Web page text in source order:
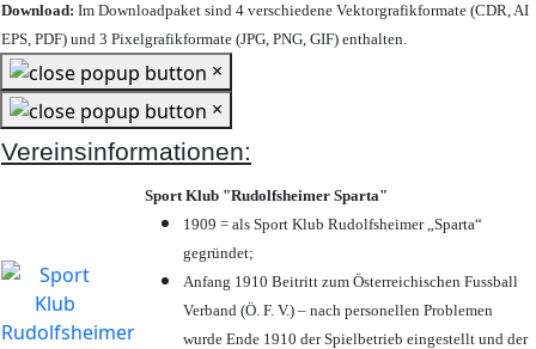
Download: Im Downloadpaket sind 4 verschiedene Vektorgrafikformate (CDR, AI
EPS, PDF) und 3 Pixelgrafikformate (JPG, PNG, GIF) enthalten.
×
×
Vereinsinformationen:
Sport Klub "Rudolfsheimer Sparta"
1909 = als Sport Klub Rudolfsheimer „Sparta“
gegründet;
Anfang 1910 Beitritt zum Österreichischen Fussball
Verband (Ö. F. V.) – nach personellen Problemen
wurde Ende 1910 der Spielbetrieb eingestellt und der